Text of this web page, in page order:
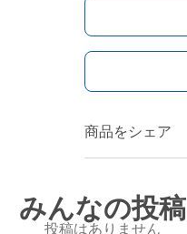
商品をシェア
みんなの投稿
投稿はありません